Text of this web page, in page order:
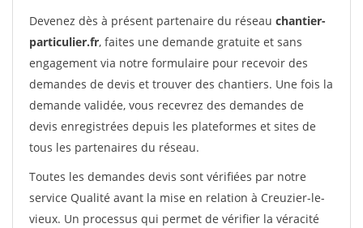
Devenez dès à présent partenaire du réseau chantier-
particulier.fr, faites une demande gratuite et sans
engagement via notre formulaire pour recevoir des
demandes de devis et trouver des chantiers. Une fois la
demande validée, vous recevrez des demandes de
devis enregistrées depuis les plateformes et sites de
tous les partenaires du réseau.
Toutes les demandes devis sont vérifiées par notre
service Qualité avant la mise en relation à Creuzier-le-
vieux. Un processus qui permet de vérifier la véracité